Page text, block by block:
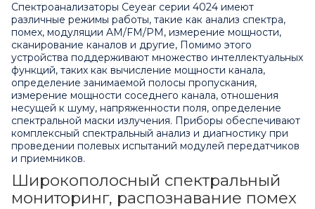
Спектроанализаторы Ceyear серии 4024 имеют
различные режимы работы, такие как анализ спектра,
помех, модуляции AM/FM/PM, измерение мощности,
сканирование каналов и другие, Помимо этого
устройства поддерживают множество интеллектуальных
функций, таких как вычисление мощности канала,
определение занимаемой полосы пропускания,
измерение мощности соседнего канала, отношения
несущей к шуму, напряженности поля, определение
спектральной маски излучения. Приборы обеспечивают
комплексный спектральный анализ и диагностику при
проведении полевых испытаний модулей передатчиков
и приемников.
Широкополосный спектральный
мониторинг, распознавание помех